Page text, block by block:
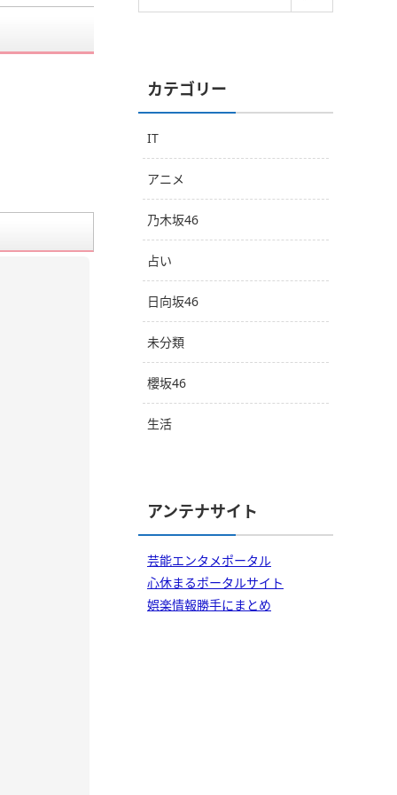
カテゴリー
IT
アニメ
乃木坂46
占い
日向坂46
未分類
櫻坂46
生活
アンテナサイト
芸能エンタメポータル
心休まるポータルサイト
娯楽情報勝手にまとめ